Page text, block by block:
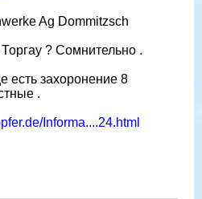
Ag Dommitzsch
? Сомнительно .
есть захоронение 8
.
Informa....24.html